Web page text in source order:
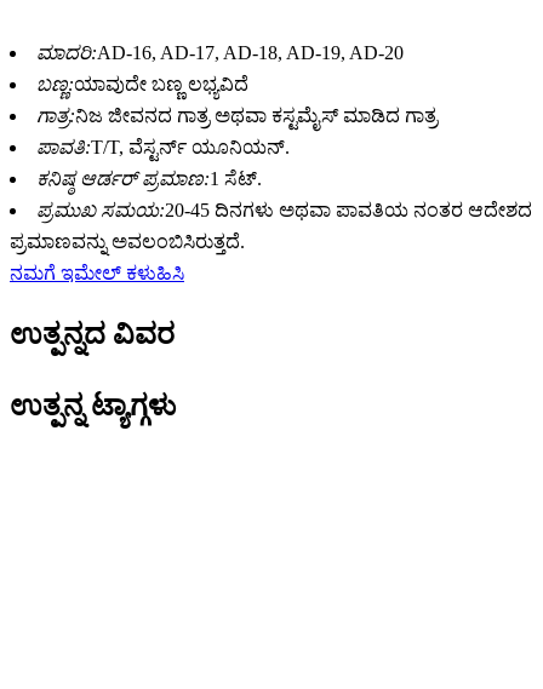
ಮಾದರಿ:AD-16, AD-17, AD-18, AD-19, AD-20
ಬಣ್ಣ:ಯಾವುದೇ ಬಣ್ಣ ಲಭ್ಯವಿದೆ
ಗಾತ್ರ:ನಿಜ ಜೀವನದ ಗಾತ್ರ ಅಥವಾ ಕಸ್ಟಮೈಸ್ ಮಾಡಿದ ಗಾತ್ರ
ಪಾವತಿ:T/T, ವೆಸ್ಟರ್ನ್ ಯೂನಿಯನ್.
ಕನಿಷ್ಠ ಆರ್ಡರ್ ಪ್ರಮಾಣ:1 ಸೆಟ್.
ಪ್ರಮುಖ ಸಮಯ:20-45 ದಿನಗಳು ಅಥವಾ ಪಾವತಿಯ ನಂತರ ಆದೇಶದ
ಪ್ರಮಾಣವನ್ನು ಅವಲಂಬಿಸಿರುತ್ತದೆ.
ನಮಗೆ ಇಮೇಲ್ ಕಳುಹಿಸಿ
ಉತ್ಪನ್ನದ ವಿವರ
ಉತ್ಪನ್ನ ಟ್ಯಾಗ್ಗಳು